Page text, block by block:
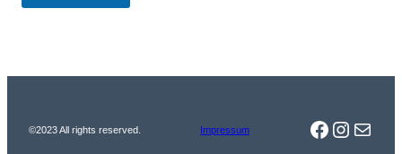
©2023 All rights reserved. Impressum Facebook
Mail